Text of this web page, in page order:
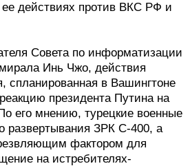
действиях против ВКС РФ и
Совета по информатизации
Инь Чжо, действия
спланированная в Вашингтоне
президента Путина на
его мнению, турецкие военные
развертывания ЗРК С-400, а
фактором для
на истребителях-